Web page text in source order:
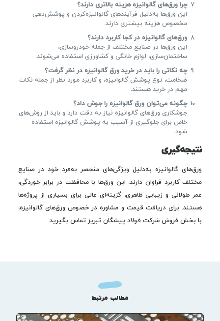
چرا ورق‌های گالوانیزه هزینه بالاتری دارند؟
این ورق‌ها به‌دلیل فرآیندهای گالوانیزه‌کردن و پوشش‌دهی
مخصوص هزینه بیشتری دارند.
ورق‌های گالوانیزه در کجا کاربرد دارند؟
این ورق‌ها در صنایع مختلف از جمله خودروسازی،
ساختمان‌سازی، لوازم خانگی و کشاورزی استفاده می‌شوند.
چه نکاتی را باید در خرید ورق گالوانیزه در نظر گرفت؟
ضخامت، نوع پوشش گالوانیزه، و کاربرد مورد نظر از جمله نکات
مهم در خرید هستند.
چگونه می‌توان ورق گالوانیزه را جوش داد؟
جوشکاری ورق‌های گالوانیزه نیاز به دقت دارد و باید از روش‌های
خاص برای جلوگیری از آسیب به پوشش گالوانیزه استفاده
شود.
نتیجه‌گیری
ورق‌های گالوانیزه به‌دلیل ویژگی‌های منحصر به‌فرد خود در صنایع
مختلف کاربرد فراوان دارند. این ورق‌ها با محافظت در برابر خوردگی،
عمر طولانی و زیبایی ظاهری، گزینه‌ای عالی برای بسیاری از پروژه‌ها
هستند. برای دریافت قیمت و مشاوره در خصوص ورق‌های گالوانیزه،
با بخش فروش شرکت فولاد پیشگان تبریز تماس بگیرید.
مطالب مرتبط